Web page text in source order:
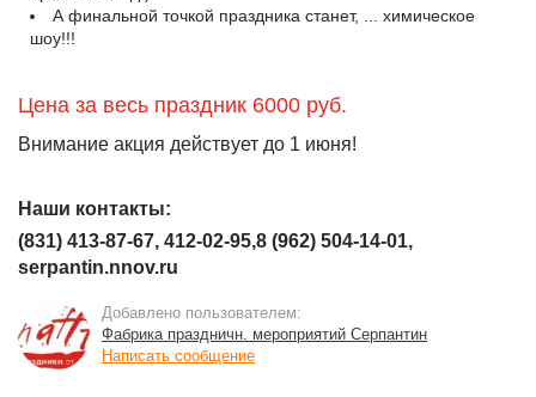
А финальной точкой праздника станет, ... химическое
шоу!!!
Цена за весь праздник 6000 руб.
Внимание акция действует до 1 июня!
Наши контакты:
(831) 413-87-67, 412-02-95,8 (962) 504-14-01,
serpantin.nnov.ru
Добавлено пользователем:
Фабрика праздничн. мероприятий Серпантин
Написать сообщение